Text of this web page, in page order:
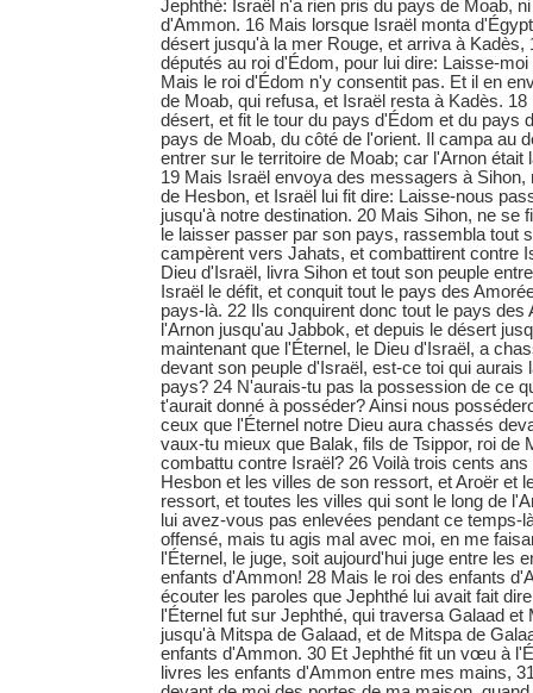
Jephthé: Israël n'a rien pris du pays de Moab,
d'Ammon. 16 Mais lorsque Israël monta
désert jusqu'à la mer Rouge, et arriva à Kadès,
députés au roi d'Édom, pour lui dire: Laisse-
Mais le roi d'Édom n'y consentit pas. Et il en
de Moab, qui refusa, et Israël resta à Kadès.
désert, et fit le tour du pays d'Édom et du pays
pays de Moab, du côté de l'orient. Il campa au
entrer sur le territoire de Moab; car l'Arnon était
19 Mais Israël envoya des messagers à Sihon,
de Hesbon, et Israël lui fit dire: Laisse-nous
jusqu'à notre destination. 20 Mais Sihon, ne se
le laisser passer par son pays, rassembla tout
campèrent vers Jahats, et combattirent contre
Dieu d'Israël, livra Sihon et tout son peuple
Israël le défit, et conquit tout le pays des
pays-là. 22 Ils conquirent donc tout le pays des
l'Arnon jusqu'au Jabbok, et depuis le désert
maintenant que l'Éternel, le Dieu d'Israël, a
devant son peuple d'Israël, est-ce toi qui aurais
pays? 24 N'aurais-tu pas la possession de ce
t'aurait donné à posséder? Ainsi nous
ceux que l'Éternel notre Dieu aura chassés
vaux-tu mieux que Balak, fils de Tsippor, roi de
combattu contre Israël? 26 Voilà trois cents ans
Hesbon et les villes de son ressort, et Aroër et
ressort, et toutes les villes qui sont le long de
lui avez-vous pas enlevées pendant ce temps-
offensé, mais tu agis mal avec moi, en me
l'Éternel, le juge, soit aujourd'hui juge entre les
enfants d'Ammon! 28 Mais le roi des enfants
écouter les paroles que Jephthé lui avait fait
l'Éternel fut sur Jephthé, qui traversa Galaad et
jusqu'à Mitspa de Galaad, et de Mitspa de
enfants d'Ammon. 30 Et Jephthé fit un vœu à
livres les enfants d'Ammon entre mes mains,